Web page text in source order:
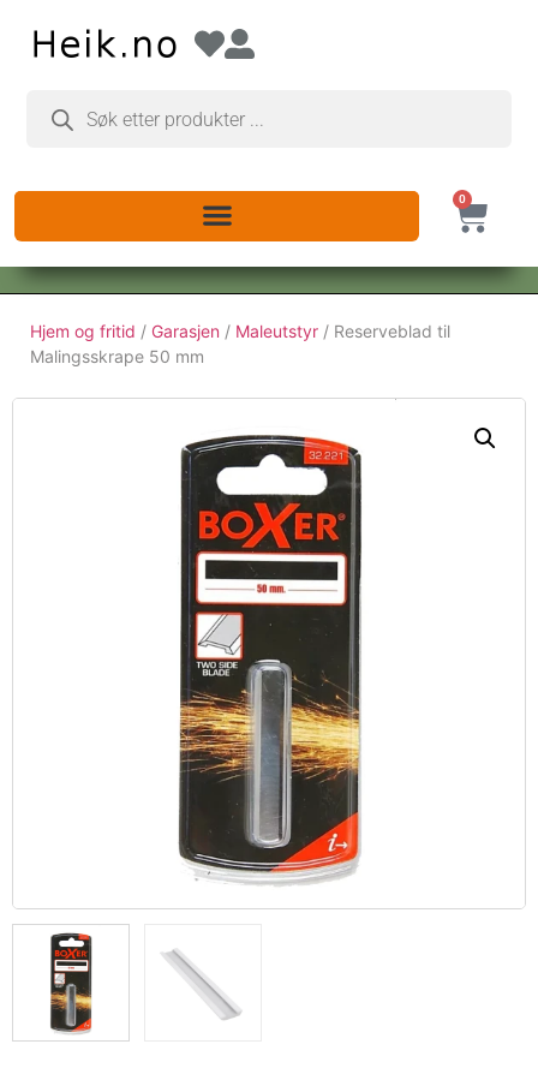
0
Hjem og fritid / Garasjen / Maleutstyr / Reserveblad til
Malingsskrape 50 mm